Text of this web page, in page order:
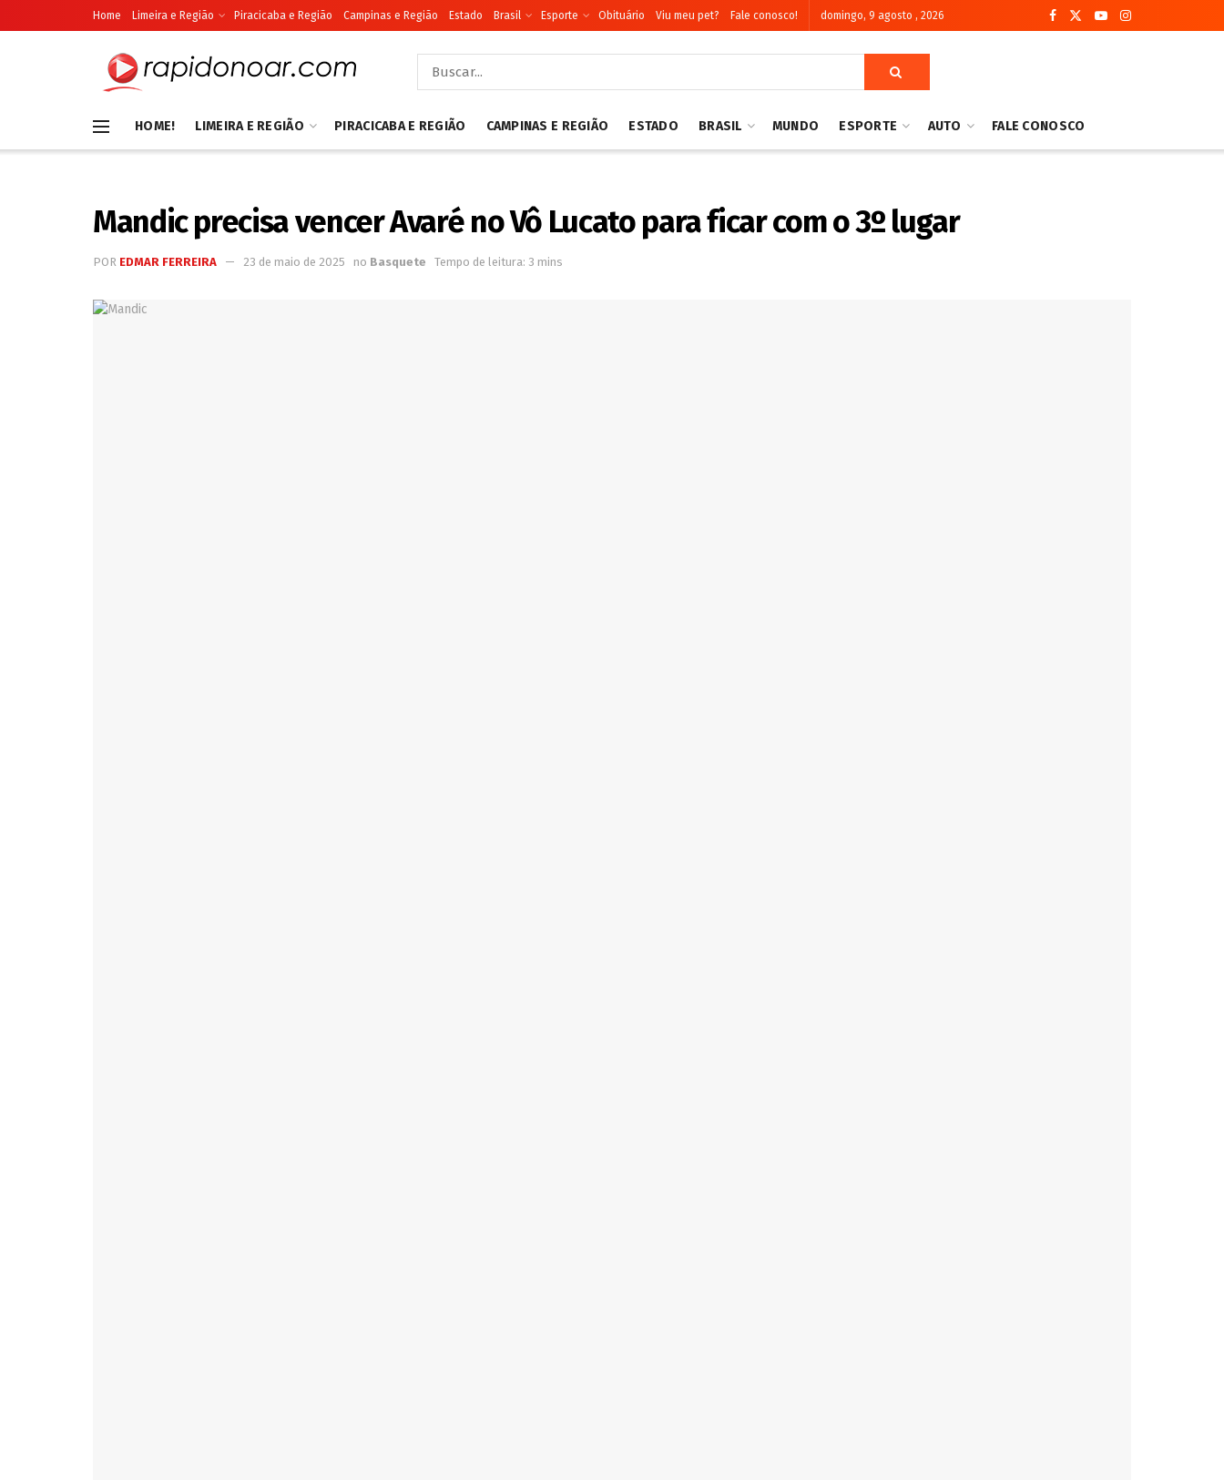
Home Limeira e Região Piracicaba e Região Campinas e Região Estado Brasil Esporte Obituário Viu meu pet? Fale conosco! domingo, 9 agosto , 2026
HOME! LIMEIRA E REGIÃO PIRACICABA E REGIÃO CAMPINAS E REGIÃO ESTADO BRASIL MUNDO ESPORTE AUTO FALE CONOSCO
Mandic precisa vencer Avaré no Vô Lucato para ficar com o 3º lugar
POR EDMAR FERREIRA 23 de maio de 2025 no Basquete Tempo de leitura: 3 mins